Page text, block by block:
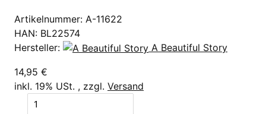
Artikelnummer: A-11622
HAN: BL22574
Hersteller:
A Beautiful Story
14,95 €
inkl. 19% USt. , zzgl. Versand